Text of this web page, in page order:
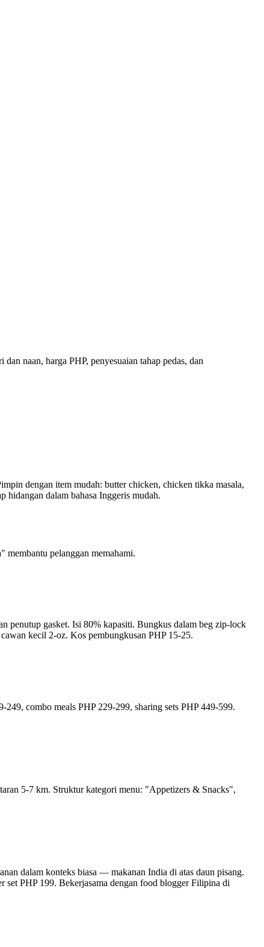
naan, harga PHP, penyesuaian tahap pedas, dan
dengan item mudah: butter chicken, chicken tikka masala,
hidangan dalam bahasa Inggeris mudah.
membantu pelanggan memahami.
penutup gasket. Isi 80% kapasiti. Bungkus dalam beg zip-lock
kecil 2-oz. Kos pembungkusan PHP 15-25.
combo meals PHP 229-299, sharing sets PHP 449-599.
5-7 km. Struktur kategori menu: "Appetizers & Snacks",
dalam konteks biasa — makanan India di atas daun pisang.
PHP 199. Bekerjasama dengan food blogger Filipina di